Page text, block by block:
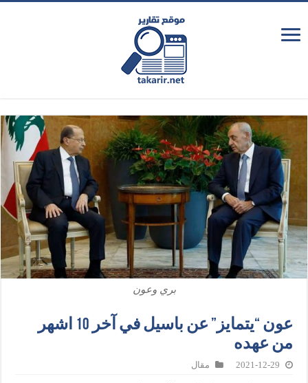
بري وعون
عون “يتمايز” عن باسيل في آخر 10 اشهر
من عهده
2021-12-29 مقال